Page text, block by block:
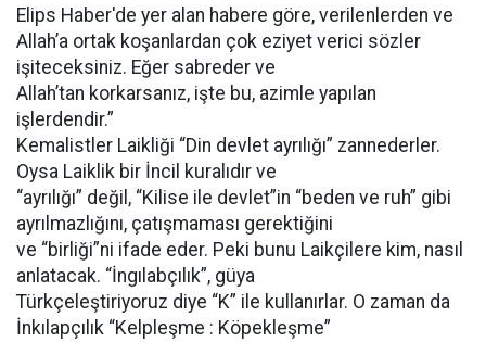
Elips Haber'de yer alan habere göre, verilenlerden ve
Allah’a ortak koşanlardan çok eziyet verici sözler
işiteceksiniz. Eğer sabreder ve
Allah’tan korkarsanız, işte bu, azimle yapılan
işlerdendir.”
Kemalistler Laikliği “Din devlet ayrılığı” zannederler.
Oysa Laiklik bir İncil kuralıdır ve
“ayrılığı” değil, “Kilise ile devlet”in “beden ve ruh” gibi
ayrılmazlığını, çatışmaması gerektiğini
ve “birliği”ni ifade eder. Peki bunu Laikçilere kim, nasıl
anlatacak. “İngılabçılık”, güya
Türkçeleştiriyoruz diye “K” ile kullanırlar. O zaman da
İnkılapçılık “Kelpleşme : Köpekleşme”